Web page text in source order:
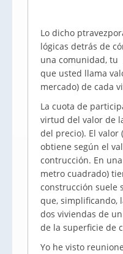
Lo dicho
lógicas detrás de
una comunidad, tu
que usted llama
mercado) de cada
La cuota de
virtud del valor de
del precio). El valor
obtiene según el
contrucción. En
metro cuadrado)
construcción suele
que, simplificando,
dos viviendas de
de la superficie de
Yo he visto